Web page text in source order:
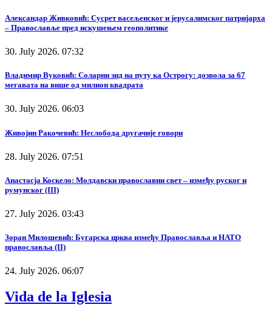
Александар Живковић: Сусрет васељенског и јерусалимског патријарха
– Православље пред искушењем геополитике
30. July 2026. 07:32
Владимир Вуковић: Соларни зид на путу ка Острогу: дозвола за 67
мегавата на више од милион квадрата
30. July 2026. 06:03
Живојин Ракочевић: Неслобода другачије говори
28. July 2026. 07:51
Анастасја Коскело: Молдавски православни свет – између руског и
румунског (III)
27. July 2026. 03:43
Зоран Милошевић: Бугарска црква између Православља и НАТО
православља (II)
24. July 2026. 06:07
Vida de la Iglesia